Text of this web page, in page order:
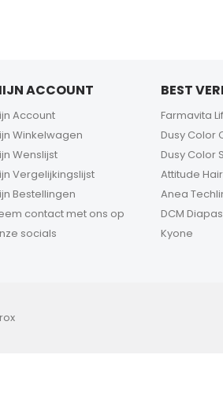
ACCOUNT
Account
Winkelwagen
Wenslijst
Vergelijkingslijst
Bestellingen
contact met ons op
socials
BEST
Farmavita
Dusy Color
Dusy Color
Attitude
Anea
DCM
Kyone